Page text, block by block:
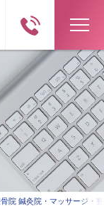
院 鍼灸院・マッサージ・